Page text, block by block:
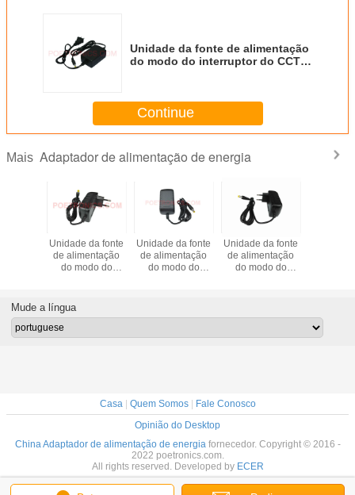
Unidade da fonte de alimentação
do modo do interruptor do CCTV
Continue
Mais Adaptador de alimentação de energia
de
do
(CE,
FCC)
Unidade da fonte
de alimentação
do modo do
tomada de parede
de PSA1218-W
DC12V 1.5A 18W
(CE, RoHS, FCC)
Unidade da fonte
de alimentação
do modo do
de PSA1224-W
(CE, RoHS, FCC)
Unidade da fonte
de alimentação
do modo do
de PSA1212-W
(CE, RoHS, FCC)
do
PSA1224
Mude a língua
Casa| Quem Somos| Fale Conosco
Opinião do Desktop
China Adaptador de alimentação de energiafornecedor. Copyright © 2016 -
2022 poetronics.com.
All rights reserved. Developed by ECER